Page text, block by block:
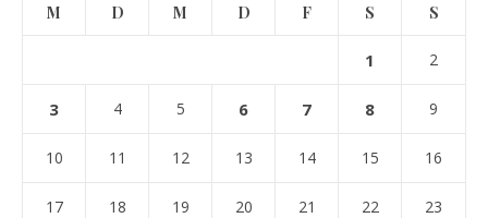
M D M D F S S
1 2
3 4 5 6 7 8 9
10 11 12 13 14 15 16
17 18 19 20 21 22 23